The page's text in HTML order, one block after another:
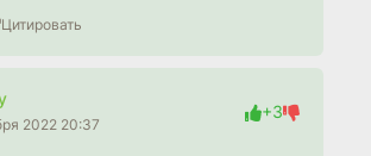
Цитировать
2022 20:37
+3